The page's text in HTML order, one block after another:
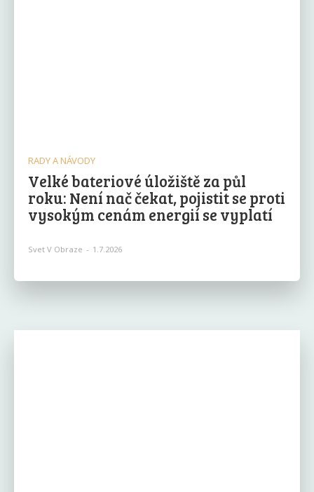
RADY A NÁVODY
Velké bateriové úložiště za půl
roku: Není nač čekat, pojistit se proti
vysokým cenám energií se vyplatí
Svet V Obraze - 1.7.2026